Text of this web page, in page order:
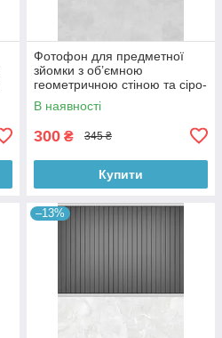
Фотофон для предметної
зйомки з об’ємною
геометричною стіною та сіро-
бетонною підлогою 60×90
см, №57397
В наявності
300 ₴ 345 ₴
Купити
–13%